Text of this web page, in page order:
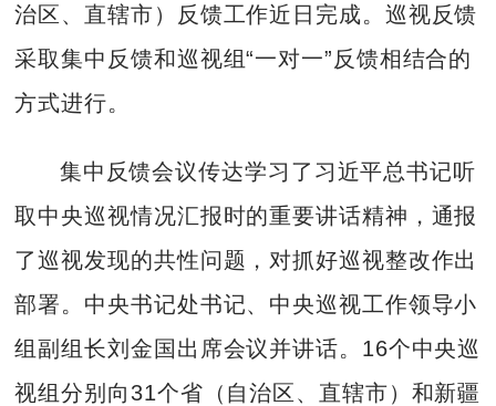
治区、直辖市）反馈工作近日完成。巡视反馈
采取集中反馈和巡视组“一对一”反馈相结合的
方式进行。
集中反馈会议传达学习了习近平总书记听
取中央巡视情况汇报时的重要讲话精神，通报
了巡视发现的共性问题，对抓好巡视整改作出
部署。中央书记处书记、中央巡视工作领导小
组副组长刘金国出席会议并讲话。16个中央巡
视组分别向31个省（自治区、直辖市）和新疆